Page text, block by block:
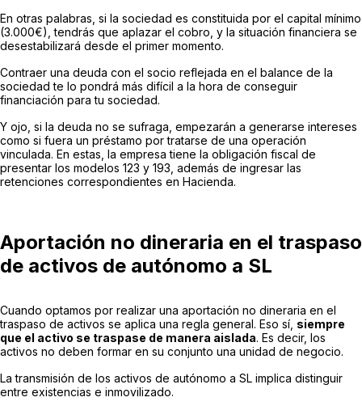
En otras palabras, si la sociedad es constituida por el capital mínimo
(3.000€), tendrás que aplazar el cobro, y la situación financiera se
desestabilizará desde el primer momento.
Contraer una deuda con el socio reflejada en el balance de la
sociedad te lo pondrá más difícil a la hora de conseguir
financiación para tu sociedad.
Y ojo, si la deuda no se sufraga, empezarán a generarse intereses
como si fuera un préstamo por tratarse de una operación
vinculada. En estas, la empresa tiene la obligación fiscal de
presentar los modelos 123 y 193, además de ingresar las
retenciones correspondientes en Hacienda.
Aportación no dineraria en el traspaso
de activos de autónomo a SL
Cuando optamos por realizar una aportación no dineraria en el
traspaso de activos se aplica una regla general. Eso sí, siempre
que el activo se traspase de manera aislada. Es decir, los
activos no deben formar en su conjunto una unidad de negocio.
La transmisión de los activos de autónomo a SL implica distinguir
entre existencias e inmovilizado.